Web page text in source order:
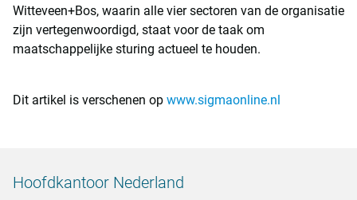
Witteveen+Bos, waarin alle vier sectoren van de organisatie
zijn vertegenwoordigd, staat voor de taak om
maatschappelijke sturing actueel te houden.
Dit artikel is verschenen op www.sigmaonline.nl
Hoofdkantoor Nederland